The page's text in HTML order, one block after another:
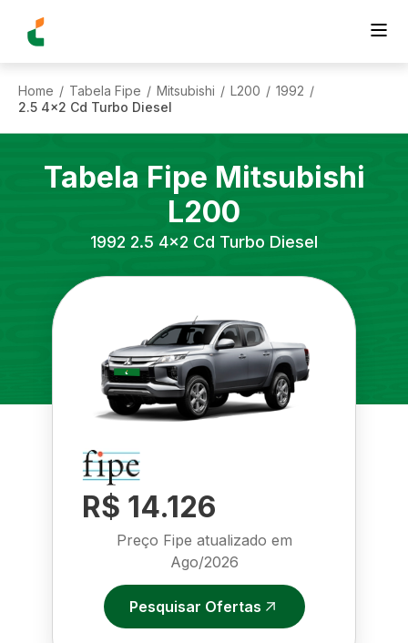
Home / Tabela Fipe / Mitsubishi / L200 / 1992 /
2.5 4x2 Cd Turbo Diesel
Tabela Fipe Mitsubishi
L200
1992 2.5 4x2 Cd Turbo Diesel
R$ 14.126
Preço Fipe atualizado em
Ago/2026
Pesquisar Ofertas